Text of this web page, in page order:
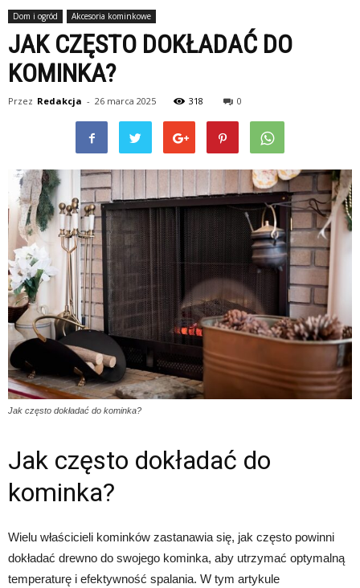
Dom i ogród Akcesoria kominkowe
JAK CZĘSTO DOKŁADAĆ DO
KOMINKA?
Przez Redakcja - 26 marca 2025 318 0
Jak często dokładać do kominka?
Jak często dokładać do
kominka?
Wielu właścicieli kominków zastanawia się, jak często powinni
dokładać drewno do swojego kominka, aby utrzymać optymalną
temperaturę i efektywność spalania. W tym artykule